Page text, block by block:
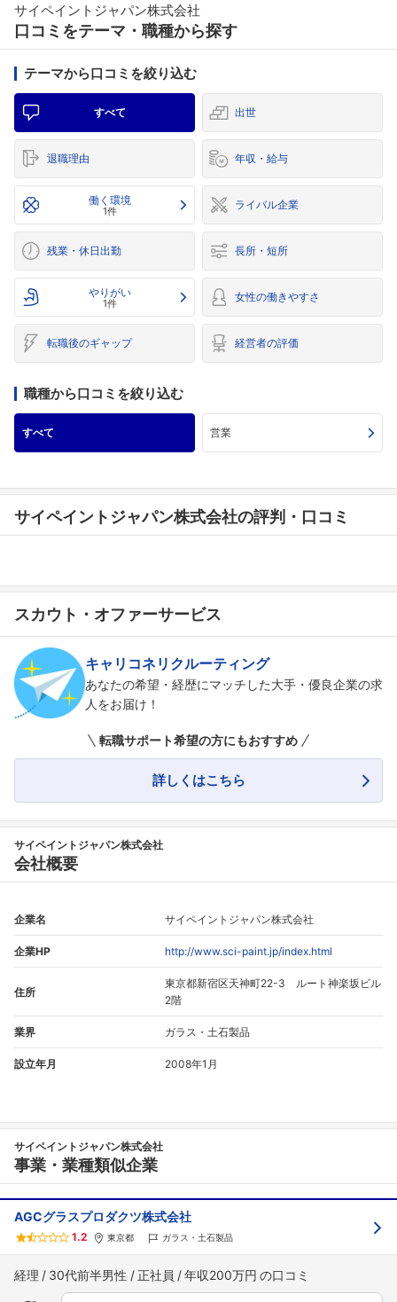
サイペイントジャパン株式会社
口コミをテーマ・職種から探す
テーマから口コミを絞り込む
すべて 出世
退職理由 年収・給与
働く環境
1件 ライバル企業
残業・休日出勤 長所・短所
やりがい
1件 女性の働きやすさ
転職後のギャップ 経営者の評価
職種から口コミを絞り込む
すべて 営業
サイペイントジャパン株式会社の評判・口コミ
スカウト・オファーサービス
キャリコネリクルーティング
あなたの希望・経歴にマッチした大手・優良企業の求
人をお届け！
転職サポート希望の方にもおすすめ
詳しくはこちら
サイペイントジャパン株式会社
会社概要
企業名 サイペイントジャパン株式会社
企業HP http://www.sci-paint.jp/index.html
住所
東京都新宿区天神町22-3 ルート神楽坂ビル
2階
業界 ガラス・土石製品
設立年月 2008年1月
サイペイントジャパン株式会社
事業・業種類似企業
AGCグラスプロダクツ株式会社
1.2 東京都 ガラス・土石製品
経理 30代前半男性 正社員 年収200万円